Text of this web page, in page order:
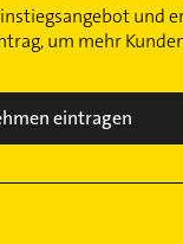
und
um mehr
eintragen